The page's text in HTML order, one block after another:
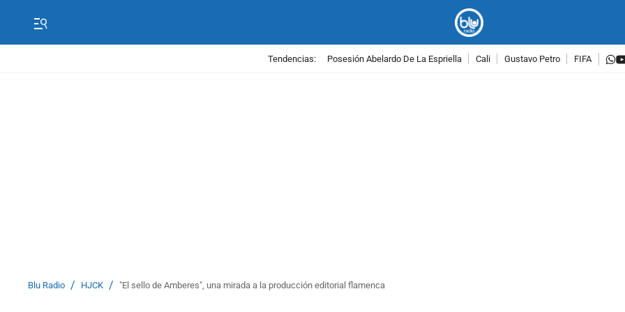
Tendencias: Posesión Abelardo De La Espriella Cali Gustavo Petro FIFA
Blu Radio / HJCK / "El sello de Amberes", una mirada a la producción editorial flamenca